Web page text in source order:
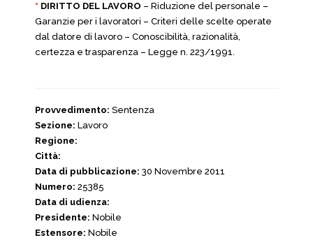
* DIRITTO DEL LAVORO – Riduzione del personale –
Garanzie per i lavoratori – Criteri delle scelte operate
dal datore di lavoro – Conoscibilità, razionalità,
certezza e trasparenza – Legge n. 223/1991.
Provvedimento: Sentenza
Sezione: Lavoro
Regione:
Città:
Data di pubblicazione: 30 Novembre 2011
Numero: 25385
Data di udienza:
Presidente: Nobile
Estensore: Nobile